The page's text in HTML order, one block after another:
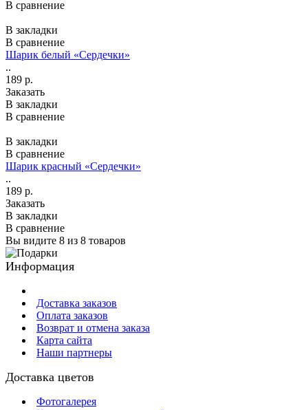
В сравнение
В закладки
В сравнение
Шарик белый «Сердечки»
..
189 р.
Заказать
В закладки
В сравнение
В закладки
В сравнение
Шарик красный «Сердечки»
..
189 р.
Заказать
В закладки
В сравнение
Вы видите 8 из 8 товаров
Информация
Доставка заказов
Оплата заказов
Возврат и отмена заказа
Карта сайта
Наши партнеры
Доставка цветов
Фотогалерея